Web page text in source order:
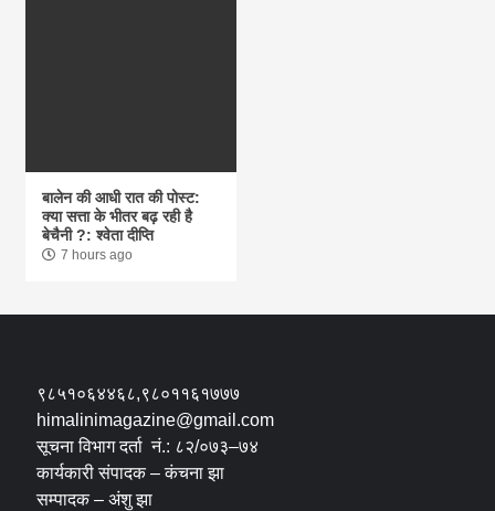
बालेन की आधी रात की पोस्ट:
क्या सत्ता के भीतर बढ़ रही है
बेचैनी ?: श्वेता दीप्ति
7 hours ago
९८५१०६४४६८,९८०११६१७७७
himalinimagazine@gmail.com
सूचना विभाग दर्ता नं.: ८२/०७३–७४
कार्यकारी संपादक – कंचना झा
सम्पादक – अंशु झा